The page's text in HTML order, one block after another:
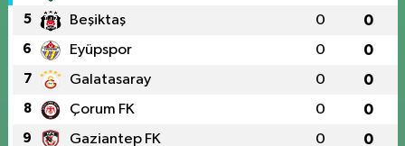
5 Beşiktaş 0 0
6 Eyüpspor 0 0
7 Galatasaray 0 0
8 Çorum FK 0 0
9 Gaziantep FK 0 0